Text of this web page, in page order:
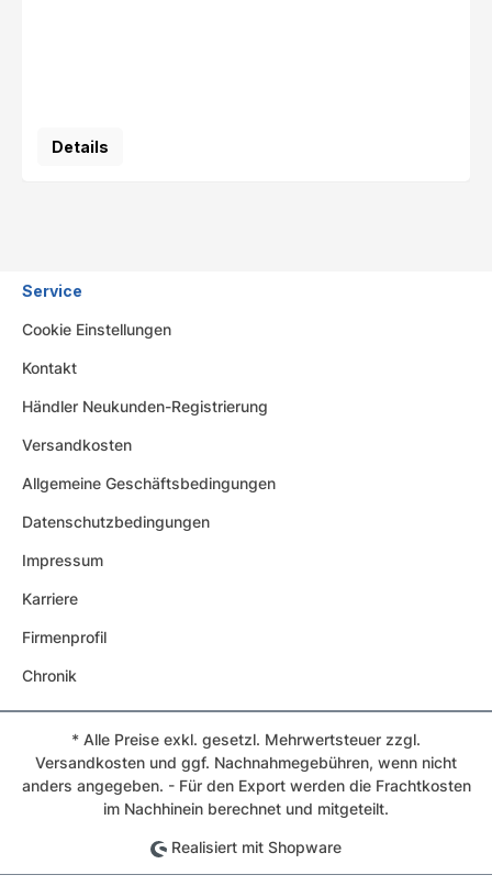
Details
Service
Cookie Einstellungen
Kontakt
Händler Neukunden-Registrierung
Versandkosten
Allgemeine Geschäftsbedingungen
Datenschutzbedingungen
Impressum
Karriere
Firmenprofil
Chronik
* Alle Preise exkl. gesetzl. Mehrwertsteuer zzgl.
Versandkosten und ggf. Nachnahmegebühren, wenn nicht
anders angegeben. - Für den Export werden die Frachtkosten
im Nachhinein berechnet und mitgeteilt.
Realisiert mit Shopware